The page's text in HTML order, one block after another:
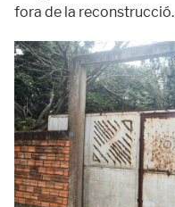
fora de la reconstrucció.